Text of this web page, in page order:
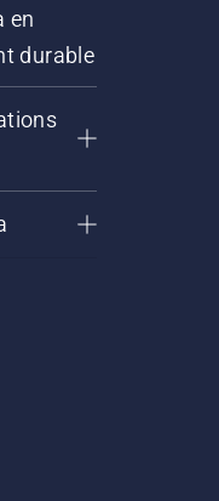
en
durable